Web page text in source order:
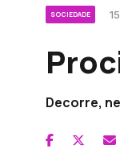
SOCIEDADE
Decorre,